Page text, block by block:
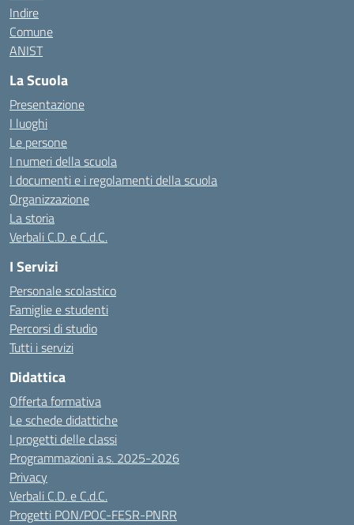
Indire
Comune
ANIST
La Scuola
Presentazione
I luoghi
Le persone
I numeri della scuola
I documenti e i regolamenti della scuola
Organizzazione
La storia
Verbali C.D. e C.d.C.
I Servizi
Personale scolastico
Famiglie e studenti
Percorsi di studio
Tutti i servizi
Didattica
Offerta formativa
Le schede didattiche
I progetti delle classi
Programmazioni a.s. 2025-2026
Privacy
Verbali C.D. e C.d.C.
Progetti PON/POC-FESR-PNRR